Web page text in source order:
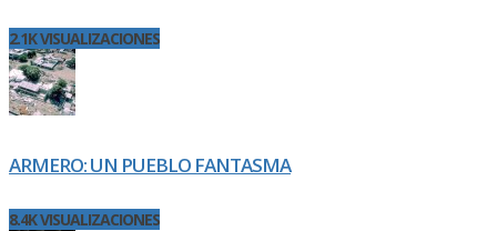
2.1K VISUALIZACIONES
ARMERO: UN PUEBLO FANTASMA
8.4K VISUALIZACIONES